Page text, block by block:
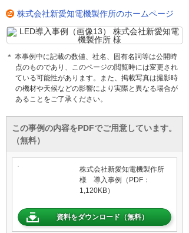
株式会社新愛知電機製作所のホームページ
＊ 本事例中に記載の数値、社名、固有名詞等は公開時
点のものであり、このページの閲覧時には変更され
ている可能性があります。また、掲載写真は撮影時
の機材や天候などの影響により実際と異なる場合が
あることをご了承ください。
この事例の内容をPDFでご用意しています。
（無料）
株式会社新愛知電機製作所
様 導入事例（PDF：
1,120KB）
資料をダウンロード（無料）